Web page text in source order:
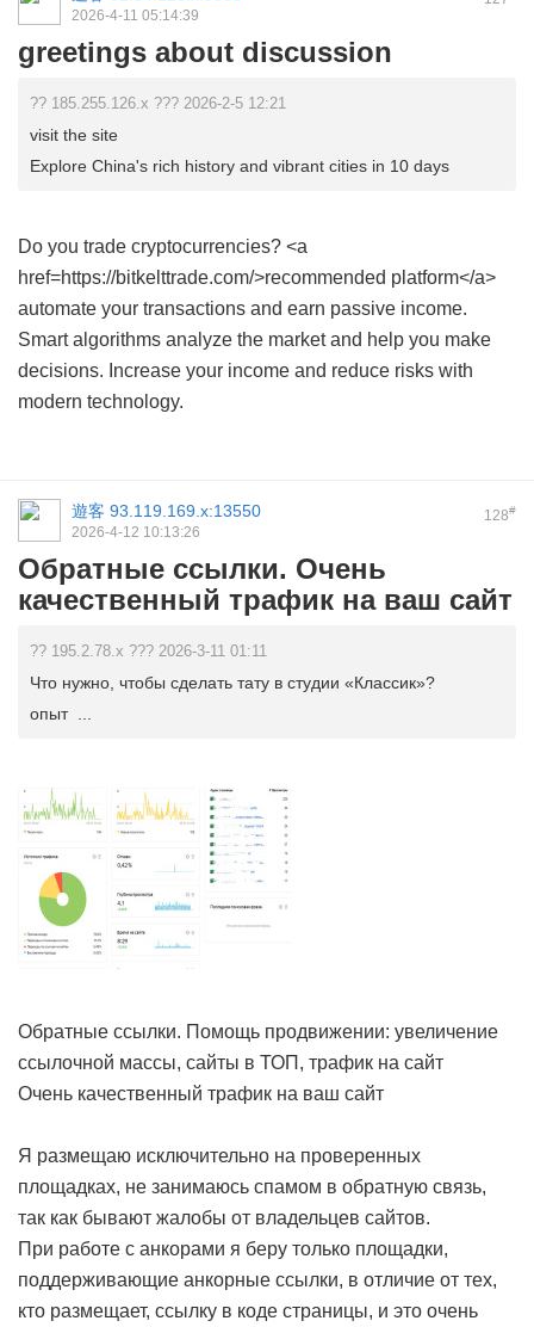
2026-4-11 05:14:39
greetings about discussion
?? 185.255.126.x ??? 2026-2-5 12:21
visit the site
Explore China's rich history and vibrant cities in 10 days
Do you trade cryptocurrencies? <a
href=https://bitkelttrade.com/>recommended platform</a>
automate your transactions and earn passive income.
Smart algorithms analyze the market and help you make
decisions. Increase your income and reduce risks with
modern technology.
128#
遊客 93.119.169.x:13550
2026-4-12 10:13:26
Обратные ссылки. Очень
качественный трафик на ваш сайт
?? 195.2.78.x ??? 2026-3-11 01:11
Что нужно, чтобы сделать тату в студии «Классик»?
опыт ...
Обратные ссылки. Помощь продвижении: увеличение
ссылочной массы, сайты в ТОП, трафик на сайт
Очень качественный трафик на ваш сайт
Я размещаю исключительно на проверенных
площадках, не занимаюсь спамом в обратную связь,
так как бывают жалобы от владельцев сайтов.
При работе с анкорами я беру только площадки,
поддерживающие анкорные ссылки, в отличие от тех,
кто размещает, ссылку в коде страницы, и это очень